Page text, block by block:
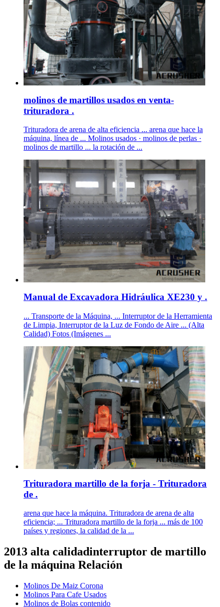
molinos de martillos usados en venta-
trituradora .
Trituradora de arena de alta eficiencia ... arena que hace la
máquina, línea de ... Molinos usados · molinos de perlas ·
molinos de martillo ... la rotación de ...
Manual de Excavadora Hidráulica XE230 y .
... Transporte de la Máquina, ... Interruptor de la Herramienta
de Limpia, Interruptor de la Luz de Fondo de Aire ... (Alta
Calidad) Fotos (Imágenes ...
Trituradora martillo de la forja - Trituradora
de .
arena que hace la máquina. Trituradora de arena de alta
eficiencia; ... Trituradora martillo de la forja ... más de 100
países y regiones, la calidad de la ...
2013 alta calidadinterruptor de martillo
de la máquina Relación
Molinos De Maiz Corona
Molinos Para Cafe Usados
Molinos de Bolas contenido